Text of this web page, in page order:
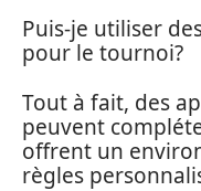
Puis-je utiliser
pour le tournoi?
Tout à fait, des
peuvent
offrent un
règles